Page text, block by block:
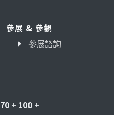
參展 & 參觀
參展諮詢
70 + 100 +